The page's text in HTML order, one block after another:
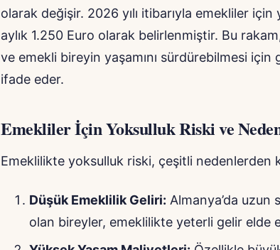
olarak değişir. 2026 yılı itibarıyla emekliler için
aylık 1.250 Euro olarak belirlenmiştir. Bu
ve emekli bireyin yaşamını sürdürebilmesi
ifade eder.
Emekliler İçin Yoksulluk Riski ve
Emeklilikte yoksulluk riski, çeşitli nedenlerden
Düşük Emeklilik Geliri: Almanya’da uzun
olan bireyler, emeklilikte yeterli gelir elde